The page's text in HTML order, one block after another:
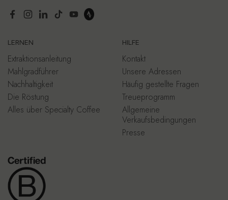
FacebookInstagram
LinkedIn
TikTokYouTube
LERNEN
Extraktionsanleitung
Mahlgradführer
Nachhaltigkeit
Die Röstung
Alles über Specialty Coffee
HILFE
Kontakt
Unsere Adressen
Häufig gestellte Fragen
Treueprogramm
Allgemeine
Verkaufsbedingungen
Presse